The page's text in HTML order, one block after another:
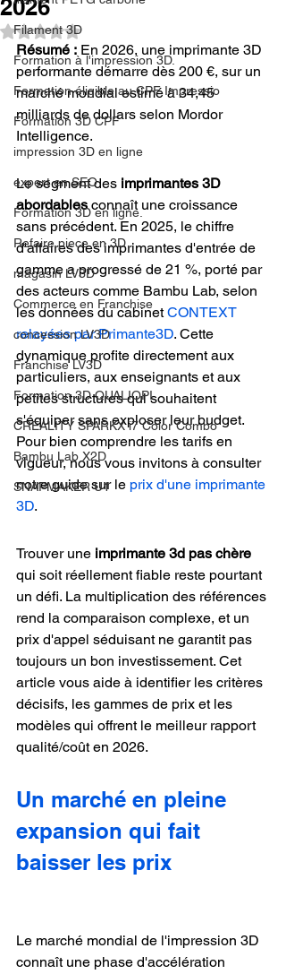
Filament 3D
Formation à l'impression 3D.
Formation éligible au CPF Impressio
Formation 3D CPF
impression 3D en ligne
expert en SEO
Formation 3D en ligne.
Refaire piece en 3D
magasin LV3D
Commerce en Franchise
concession LV3D
Franchise LV3D
Formation 3D QUALIOPI
CREALITY SPARKX i7 Color Combo
Bambu Lab X2D
SNAPMAKER U1
2026
Noté NaN étoiles sur 5.
Résumé : En 2026, une imprimante 3D
performante démarre dès 200 €, sur un
marché mondial estimé à 34,45
milliards de dollars selon Mordor
Intelligence.
Le segment des imprimantes 3D
abordables connaît une croissance
sans précédent. En 2025, le chiffre
d'affaires des imprimantes d'entrée de
gamme a progressé de 21 %, porté par
des acteurs comme Bambu Lab, selon
les données du cabinet CONTEXT
relayées par Primante3D. Cette
dynamique profite directement aux
particuliers, aux enseignants et aux
petites structures qui souhaitent
s'équiper sans exploser leur budget.
Pour bien comprendre les tarifs en
vigueur, nous vous invitons à consulter
notre guide sur le prix d'une imprimante
3D.
Trouver une imprimante 3d pas chère
qui soit réellement fiable reste pourtant
un défi. La multiplication des références
rend la comparaison complexe, et un
prix d'appel séduisant ne garantit pas
toujours un bon investissement. Cet
article vous aide à identifier les critères
décisifs, les gammes de prix et les
modèles qui offrent le meilleur rapport
qualité/coût en 2026.
Un marché en pleine
expansion qui fait
baisser les prix
Le marché mondial de l'impression 3D
connaît une phase d'accélération